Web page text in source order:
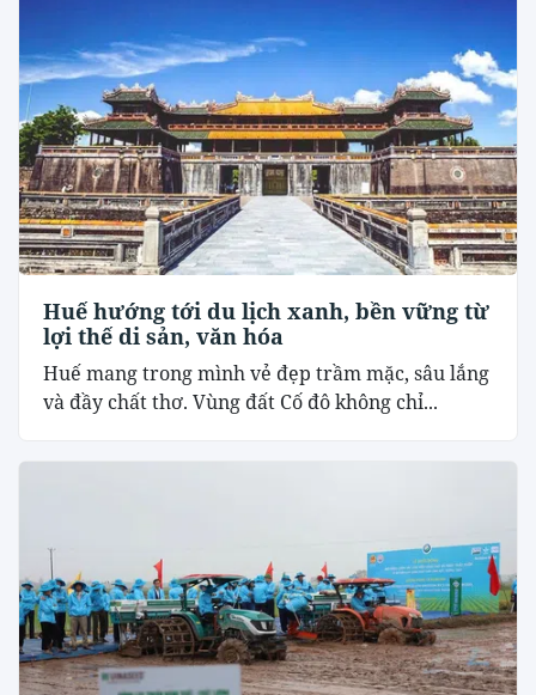
Huế hướng tới du lịch xanh, bền vững từ
lợi thế di sản, văn hóa
Huế mang trong mình vẻ đẹp trầm mặc, sâu lắng
và đầy chất thơ. Vùng đất Cố đô không chỉ...